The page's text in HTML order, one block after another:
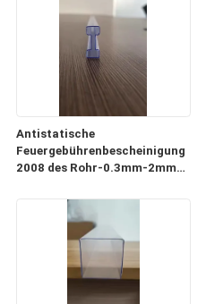
Antistatische
Feuergebührenbescheinigung
2008 des Rohr-0.3mm-2mm